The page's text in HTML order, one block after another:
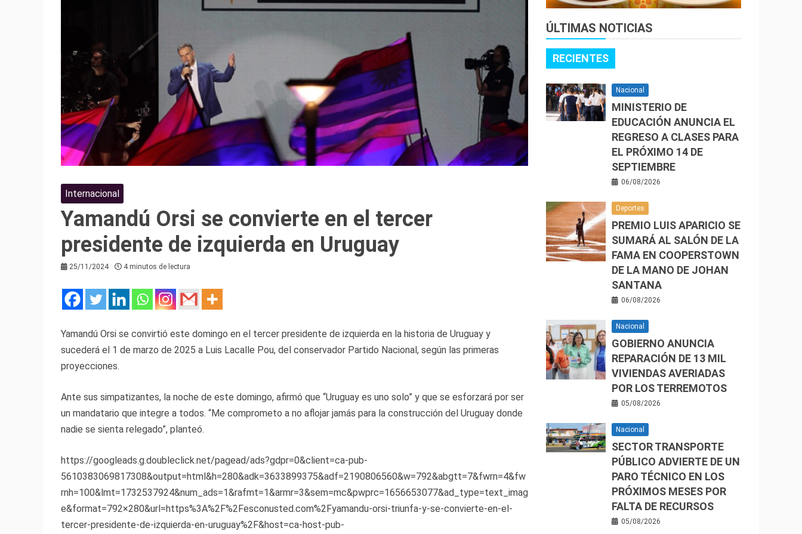
Internacional
Yamandú Orsi se convierte en el tercer
presidente de izquierda en Uruguay
25/11/2024 4 minutos de lectura
Yamandú Orsi se convirtió este domingo en el tercer presidente de izquierda en la historia de Uruguay y
sucederá el 1 de marzo de 2025 a Luis Lacalle Pou, del conservador Partido Nacional, según las primeras
proyecciones.
Ante sus simpatizantes, la noche de este domingo, afirmó que “Uruguay es uno solo” y que se esforzará por ser
un mandatario que integre a todos. “Me comprometo a no aflojar jamás para la construcción del Uruguay donde
nadie se sienta relegado”, planteó.
https://googleads.g.doubleclick.net/pagead/ads?gdpr=0&client=ca-pub-
5610383069817308&output=html&h=280&adk=3633899375&adf=2190806560&w=792&abgtt=7&fwrn=4&fw
rnh=100&lmt=1732537924&num_ads=1&rafmt=1&armr=3&sem=mc&pwprc=1656653077&ad_type=text_imag
e&format=792×280&url=https%3A%2F%2Fesconusted.com%2Fyamandu-orsi-triunfa-y-se-convierte-en-el-
tercer-presidente-de-izquierda-en-uruguay%2F&host=ca-host-pub-
ÚLTIMAS NOTICIAS
RECIENTES
Nacional
MINISTERIO DE
EDUCACIÓN ANUNCIA EL
REGRESO A CLASES PARA
EL PRÓXIMO 14 DE
SEPTIEMBRE
06/08/2026
Deportes
PREMIO LUIS APARICIO SE
SUMARÁ AL SALÓN DE LA
FAMA EN COOPERSTOWN
DE LA MANO DE JOHAN
SANTANA
06/08/2026
Nacional
GOBIERNO ANUNCIA
REPARACIÓN DE 13 MIL
VIVIENDAS AVERIADAS
POR LOS TERREMOTOS
05/08/2026
Nacional
SECTOR TRANSPORTE
PÚBLICO ADVIERTE DE UN
PARO TÉCNICO EN LOS
PRÓXIMOS MESES POR
FALTA DE RECURSOS
05/08/2026